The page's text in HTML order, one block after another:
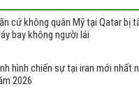
cứ không quân Mỹ tại Qatar bị
bay không người lái
hình chiến sự tại iran mới nhất
2026